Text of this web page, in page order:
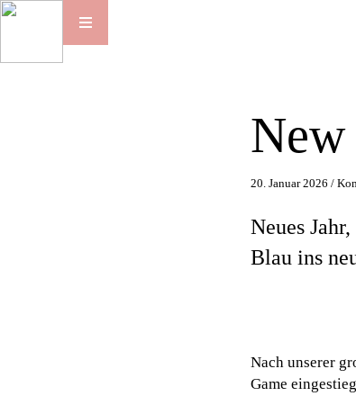
20. Januar 2026 /
Neues
Blau ins
Nach unserer
Game